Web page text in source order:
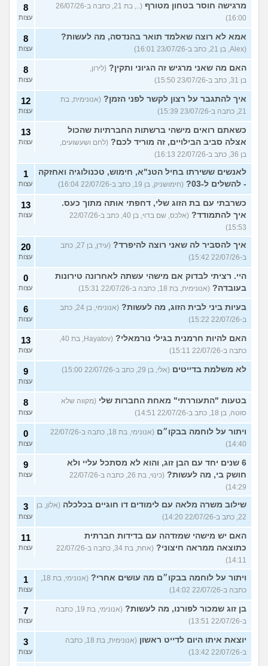
מרגישה חוסר בטחון מטורף
(.., בת 21, כתבה ב-26/07/26
16:00)
8
עצות
אמא לא רוצה שאלמד תואר בהנדסה, מה לעשות?
(Alex, בן 21, כתב ב-23/07/26 16:01)
8
עצות
האם מה שאני מרגיש זה הגיוני ותקין? (לירון,
בן 31, כתב ב-23/07/26 15:50)
8
עצות
איך להתגבר על רצון לקשר לפני הזמן? (אנונימית, בת
21, כתבה ב-23/07/26 15:39)
12
עצות
כשאתם רואים מישהי ברשתות החברתיות שהכול
אצלה סביב הבילויים, זה מוריד לכם? (לחם ושעשועים,
בן 36, כתב ב-22/07/26 16:13)
13
עצות
לאנשים ששירתו בחיל הטנ"א, חימוש, טכנולוגיה ואחזקה
- להשלים ל-03?
(חימושניק, בן 19, כתב ב-22/07/26 16:04)
1
עצות
כשרבתי עם בת הזוג שלי, דחפתי אותה מתוך כעס.
איך להתמודד?
(אלכס, שם בדוי, בן 40, כתב ב-22/07/26
15:53)
13
עצות
איך להסביר לה שאני רוצה להיפרד?
(עידן, בן 27, כתב
ב-22/07/26 15:42)
20
עצות
היי. רציתי לבדוק אם מישהי עשתה לאחרונה טירונות
בעובדה? (אנונימית, בת 18, כתבה ב-22/07/26 15:31)
0
עצות
בעיות ביני לבית הזוג, מה לעשות?
(אנונימי, בן 24, כתב
ב-22/07/26 15:22)
6
עצות
האם להיות חרמנית בגילי נורמאלי?
(Hayatov, בת 40,
כתבה ב-22/07/26 15:11)
13
עצות
לא משלמת בדייטים (אלי, בן 29, כתב ב-22/07/26 15:00) 9
עצות
בטעות "התעוררתי" מאחת החברות שלי (מקווה שלא
סוטה, בן 18, כתב ב-22/07/26 14:51)
8
עצות
ויתור על לוחמה בבקו״ם
(אנונימי, בת 18, כתבה ב-22/07/26
14:40)
0
עצות
6 שנים יחד עם הבן זוג, והוא לא מסתכל עליי ולא
חושק בי, מה לעשות?
(כינוי, בת 26, כתבה ב-22/07/26
14:29)
9
עצות
שילוב משרה מלאה עם לימודים דו חוגיים בכלכלה (אלון, בן
22, כתב ב-22/07/26 14:20)
3
עצות
האם יש מישהי שמזדהה עם בדידות חברתית
כתוצאה ממראה חיצוני?
(אחת, בת 34, כתבה ב-22/07/26
14:11)
11
עצות
ויתור על לוחמה בבקו״ם מה עושים אחרי?
(אנונימי, בת 18,
כתבה ב-22/07/26 14:02)
1
עצות
בן זוג שמכור לפורנו, מה לעשות?
(אנונימי, בת 19, כתבה
ב-22/07/26 13:51)
7
עצות
יוצאת איתו היום לדייט ראשון
(אנונימית, בת 18, כתבה
ב-22/07/26 13:42)
3
עצות